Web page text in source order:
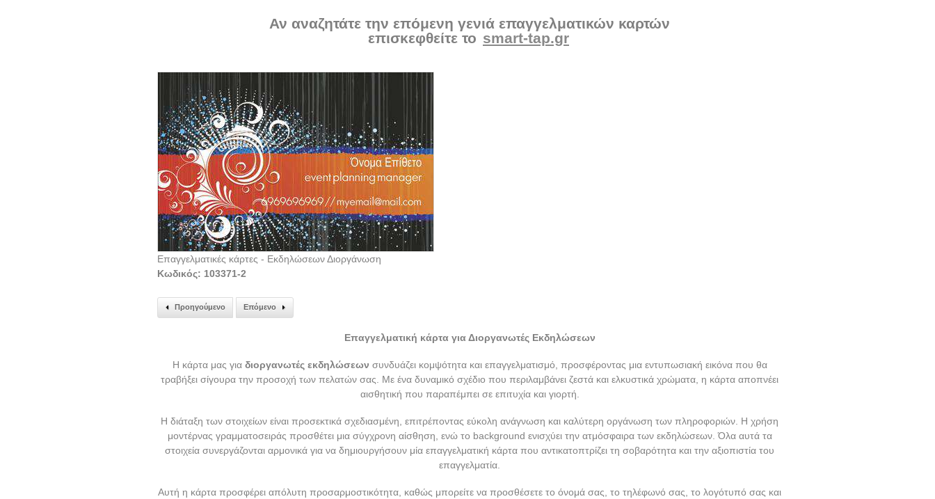
Αν αναζητάτε την επόμενη γενιά επαγγελματικών καρτών
επισκεφθείτε το smart-tap.gr
Επαγγελματικές κάρτες - Εκδηλώσεων Διοργάνωση
Κωδικός: 103371-2
Προηγούμενο Επόμενο
Επαγγελματική κάρτα για Διοργανωτές Εκδηλώσεων
Η κάρτα μας για διοργανωτές εκδηλώσεων συνδυάζει κομψότητα και επαγγελματισμό, προσφέροντας μια εντυπωσιακή εικόνα που θα
τραβήξει σίγουρα την προσοχή των πελατών σας. Με ένα δυναμικό σχέδιο που περιλαμβάνει ζεστά και ελκυστικά χρώματα, η κάρτα αποπνέει
αισθητική που παραπέμπει σε επιτυχία και γιορτή.
Η διάταξη των στοιχείων είναι προσεκτικά σχεδιασμένη, επιτρέποντας εύκολη ανάγνωση και καλύτερη οργάνωση των πληροφοριών. Η χρήση
μοντέρνας γραμματοσειράς προσθέτει μια σύγχρονη αίσθηση, ενώ το background ενισχύει την ατμόσφαιρα των εκδηλώσεων. Όλα αυτά τα
στοιχεία συνεργάζονται αρμονικά για να δημιουργήσουν μία επαγγελματική κάρτα που αντικατοπτρίζει τη σοβαρότητα και την αξιοπιστία του
επαγγελματία.
Αυτή η κάρτα προσφέρει απόλυτη προσαρμοστικότητα, καθώς μπορείτε να προσθέσετε το όνομά σας, το τηλέφωνό σας, το λογότυπό σας και